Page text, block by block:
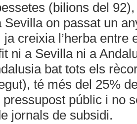
(bilions del
Sevilla on passat un
ja creixia l’herba entre
ni a Sevilla ni a
bat tots els
té més del 25%
públic i no
jornals de subsidi.